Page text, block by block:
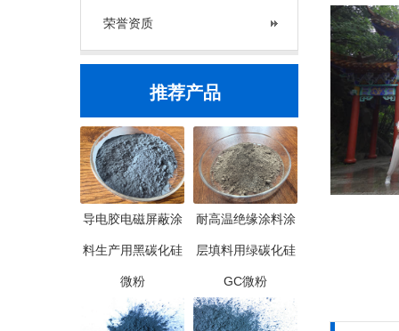
荣誉资质
推荐产品
导电胶电磁屏蔽涂
料生产用黑碳化硅
微粉
耐高温绝缘涂料涂
层填料用绿碳化硅
GC微粉